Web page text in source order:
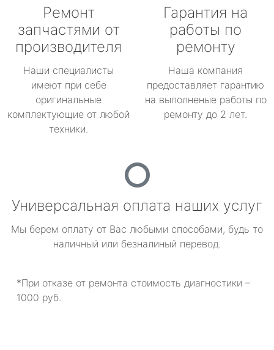
Ремонт
запчастями от
производителя
Наши специалисты
имеют при себе
оригинальные
комплектующие от любой
техники.
Гарантия на
работы по
ремонту
Наша компания
предоставляет гарантию
на выполненые работы по
ремонту до 2 лет.
Универсальная оплата наших услуг
Мы берем оплату от Вас любыми способами, будь то
наличный или безналиный перевод.
*При отказе от ремонта стоимость диагностики –
1000 руб.